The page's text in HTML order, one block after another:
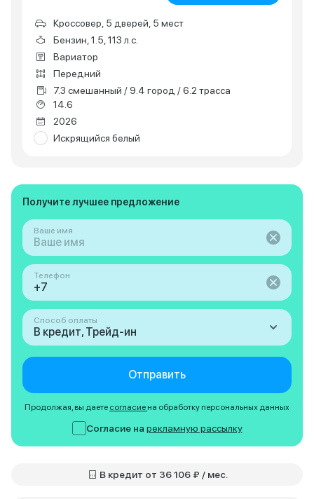
Кроссовер, 5 дверей, 5 мест
Бензин, 1.5, 113 л.с.
Вариатор
Передний
7.3 смешанный / 9.4 город / 6.2 трасса
14.6
2026
Искрящийся белый
Получите лучшее предложение
Ваше имя
Телефон
Способ оплаты
В кредит, Трейд-ин
Отправить
Продолжая, вы даете согласие на обработку персональных данных
Согласие на рекламную рассылку
В кредит от 36 106 ₽ / мес.